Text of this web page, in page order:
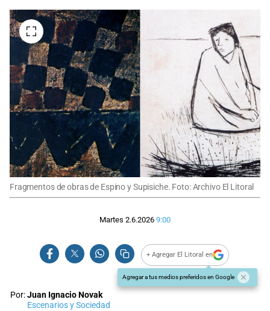
Fragmentos de obras de Espino y Supisiche. Foto: Archivo El Litoral
Martes 2.6.2026 9:00
+ Agregar El Litoral en
Agregar a tus medios preferidos en Google
Por:Juan Ignacio Novak
Escenarios y Sociedad